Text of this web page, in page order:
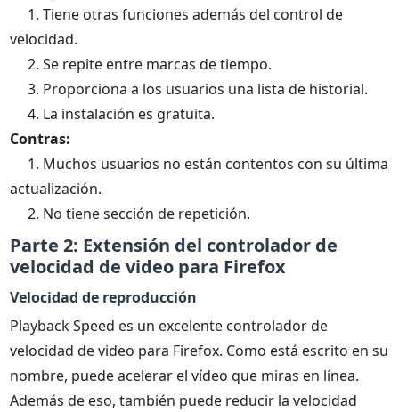
1. Tiene otras funciones además del control de
velocidad.
2. Se repite entre marcas de tiempo.
3. Proporciona a los usuarios una lista de historial.
4. La instalación es gratuita.
Contras:
1. Muchos usuarios no están contentos con su última
actualización.
2. No tiene sección de repetición.
Parte 2: Extensión del controlador de
velocidad de video para Firefox
Velocidad de reproducción
Playback Speed es un excelente controlador de
velocidad de video para Firefox. Como está escrito en su
nombre, puede acelerar el vídeo que miras en línea.
Además de eso, también puede reducir la velocidad